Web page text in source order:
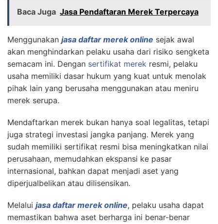
Baca Juga Jasa Pendaftaran Merek Terpercaya
Menggunakan jasa daftar merek online sejak awal
akan menghindarkan pelaku usaha dari risiko sengketa
semacam ini. Dengan sertifikat merek resmi, pelaku
usaha memiliki dasar hukum yang kuat untuk menolak
pihak lain yang berusaha menggunakan atau meniru
merek serupa.
Mendaftarkan merek bukan hanya soal legalitas, tetapi
juga strategi investasi jangka panjang. Merek yang
sudah memiliki sertifikat resmi bisa meningkatkan nilai
perusahaan, memudahkan ekspansi ke pasar
internasional, bahkan dapat menjadi aset yang
diperjualbelikan atau dilisensikan.
Melalui jasa daftar merek online, pelaku usaha dapat
memastikan bahwa aset berharga ini benar-benar